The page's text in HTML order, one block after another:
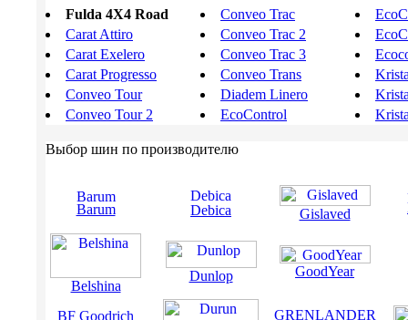
Fulda 4X4 Road
Carat Attiro
Carat Exelero
Carat Progresso
Conveo Tour
Conveo Tour 2
Conveo Trac
Conveo Trac 2
Conveo Trac 3
Conveo Trans
Diadem Linero
EcoControl
Выбор шин по производителю
Barum
Belshina
Debica
Dunlop
Gislaved
GoodYear